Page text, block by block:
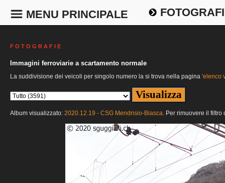
MENU PRINCIPALE
F O T O G R A F I E
Immagini ferroviarie a scartamento normale
La suddivisione dei veicoli per singolo numero la si trova nella pagina 'elenco
Album visualizzato: 2020.12.19 - CSG Mendrisio-Biasca. Per rimuovere il